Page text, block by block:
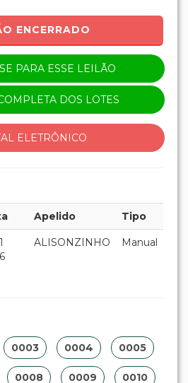
ENCERRADO
PARA ESSE LEILÃO
DOS LOTES
ELETRÔNICO
Apelido Tipo
ALISONZINHO Manual
0003 0004 0005
0008 0009 0010